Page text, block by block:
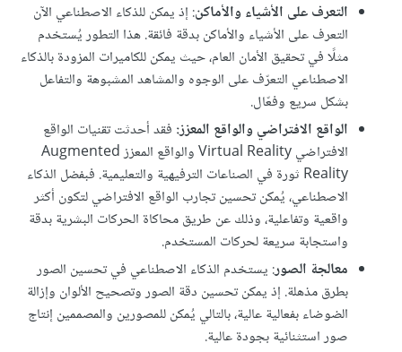
التعرف على الأشياء والأماكن: إذ يمكن للذكاء الاصطناعي الآن
التعرف على الأشياء والأماكن بدقة فائقة. هذا التطور يُستخدم
مثلًا في تحقيق الأمان العام، حيث يمكن للكاميرات المزودة بالذكاء
الاصطناعي التعرّف على الوجوه والمشاهد المشبوهة والتفاعل
بشكل سريع وفعّال.
الواقع الافتراضي والواقع المعزز: فقد أحدثت تقنيات الواقع
الافتراضي Virtual Reality والواقع المعزز Augmented
Reality ثورة في الصناعات الترفيهية والتعليمية. فبفضل الذكاء
الاصطناعي، يُمكن تحسين تجارب الواقع الافتراضي لتكون أكثر
واقعية وتفاعلية، وذلك عن طريق محاكاة الحركات البشرية بدقة
واستجابة سريعة لحركات المستخدم.
معالجة الصور: يستخدم الذكاء الاصطناعي في تحسين الصور
بطرق مذهلة. إذ يمكن تحسين دقة الصور وتصحيح الألوان وإزالة
الضوضاء بفعالية عالية، بالتالي يُمكن للمصورين والمصممين إنتاج
صور استثنائية بجودة عالية.